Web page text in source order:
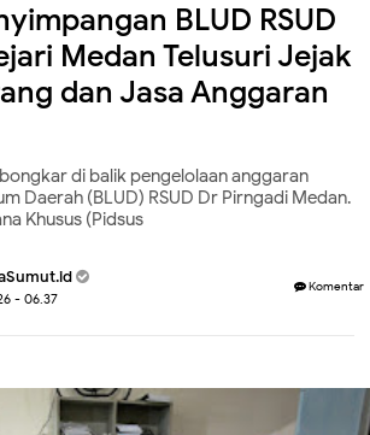
BLUD RSUD
Medan Telusuri Jejak
dan Jasa Anggaran
di balik pengelolaan anggaran
Daerah (BLUD) RSUD Dr Pirngadi Medan.
Khusus (Pidsus
- 06.37
Komentar